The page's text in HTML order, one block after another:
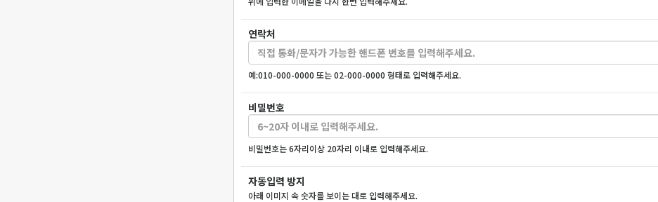
연락처
예:010-000-0000 또는 02-000-0000 형태로 입력해주세요.
비밀번호
비밀번호는 6자리이상 20자리 이내로 입력해주세요.
자동입력 방지
아래 이미지 속 숫자를 보이는 대로 입력해주세요.